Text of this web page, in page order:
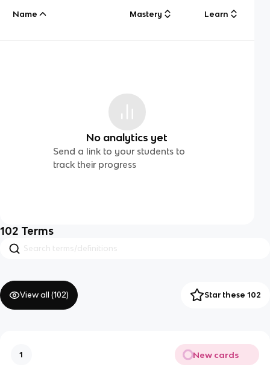
Name Mastery Learn
No analytics yet
Send a link to your students to
track their progress
102 Terms
View all (102) Star these 102
1 New cards